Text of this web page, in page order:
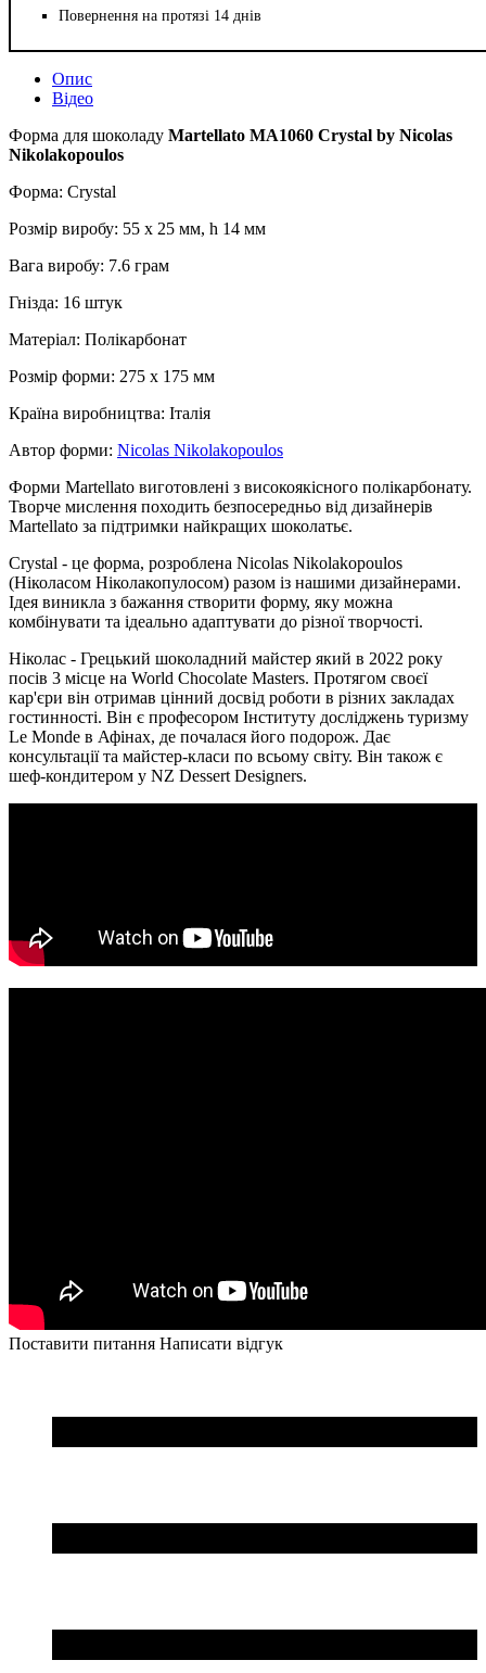
Повернення на протязі 14 днів
Опис
Відео
Форма для шоколаду Martellato MA1060 Crystal by Nicolas
Nikolakopoulos
Форма: Crystal
Розмір виробу: 55 x 25 мм, h 14 мм
Вага виробу: 7.6 грам
Гнізда: 16 штук
Матеріал: Полікарбонат
Розмір форми: 275 x 175 мм
Країна виробництва: Італія
Автор форми: Nicolas Nikolakopoulos
Форми Martellato виготовлені з високоякісного полікарбонату.
Творче мислення походить безпосередньо від дизайнерів
Martellato за підтримки найкращих шоколатьє.
Crystal - це форма, розроблена Nicolas Nikolakopoulos
(Ніколасом Ніколакопулосом) разом із нашими дизайнерами.
Ідея виникла з бажання створити форму, яку можна
комбінувати та ідеально адаптувати до різної творчості.
Ніколас - Грецький шоколадний майстер який в 2022 року
посів 3 місце на World Chocolate Masters. Протягом своєї
кар'єри він отримав цінний досвід роботи в різних закладах
гостинності. Він є професором Інституту досліджень туризму
Le Monde в Афінах, де почалася його подорож. Дає
консультації та майстер-класи по всьому світу. Він також є
шеф-кондитером у NZ Dessert Designers.
Поставити питання Написати відгук